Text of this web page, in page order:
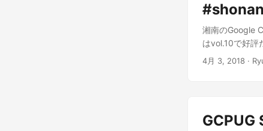
#shonan
湘南のGoogle
はvol.10で好評
4月 3, 2018 ·